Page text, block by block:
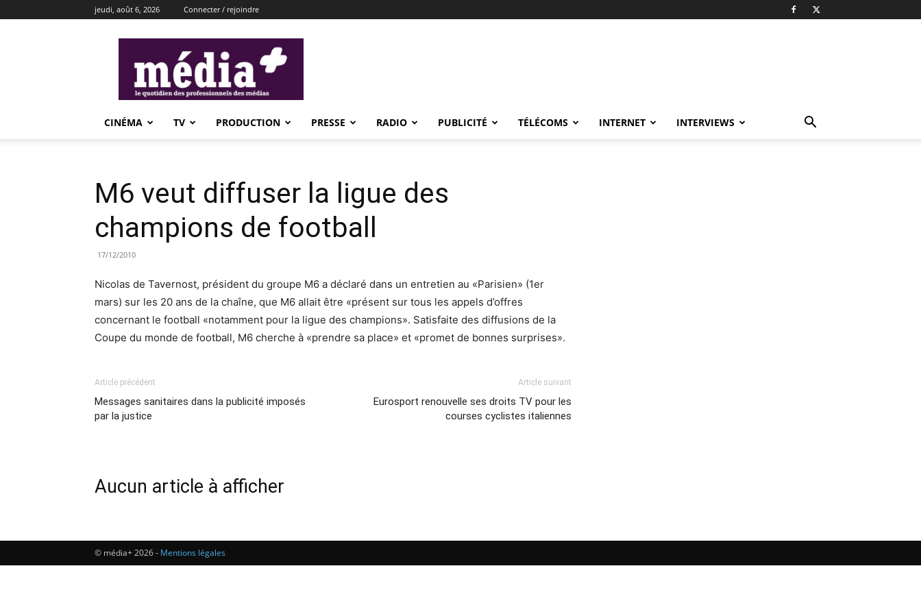
jeudi, août 6, 2026 Connecter / rejoindre
CINÉMA TV PRODUCTION PRESSE RADIO PUBLICITÉ TÉLÉCOMS INTERNET INTERVIEWS
M6 veut diffuser la ligue des
champions de football
17/12/2010
Nicolas de Tavernost, président du groupe M6 a déclaré dans un entretien au «Parisien» (1er
mars) sur les 20 ans de la chaîne, que M6 allait être «présent sur tous les appels d’offres
concernant le football «notamment pour la ligue des champions». Satisfaite des diffusions de la
Coupe du monde de football, M6 cherche à «prendre sa place» et «promet de bonnes surprises».
Article précédent
Messages sanitaires dans la publicité imposés
par la justice
Article suivant
Eurosport renouvelle ses droits TV pour les
courses cyclistes italiennes
Aucun article à afficher
© média+ 2026 - Mentions légales